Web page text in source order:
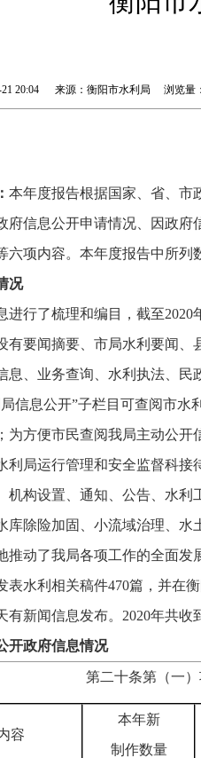
21 20:04 来源：衡阳市水利局 浏览量：
本年度报告根据国家、省、市
府信息公开申请情况、因政
六项内容。本年度报告中所列
况
进行了梳理和编目，截至2020
有要闻摘要、市局水利要闻
息、业务查询、水利执法、民
信息公开”子栏目可查阅市
为方便市民查阅我局主动公开
利局运行管理和安全监督科
机构设置、通知、公告、水
库除险加固、小流域治理、
推动了我局各项工作的全面
表水利相关稿件470篇，并在
有新闻信息发布。2020年共
开政府信息情况
第二十条第（一）
容
本年新
制作数量